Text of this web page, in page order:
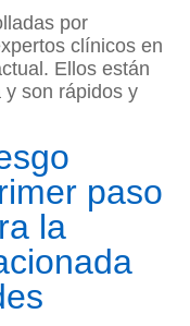
por
clínicos en
Ellos están
son rápidos y
paso
la